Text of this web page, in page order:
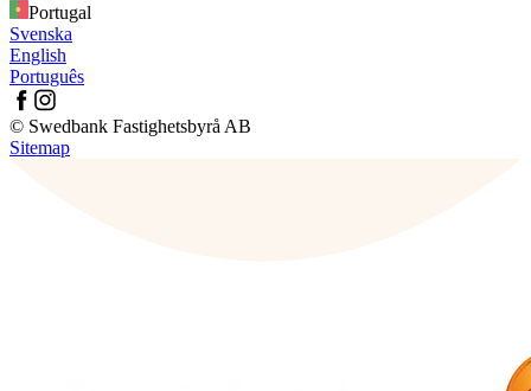
Portugal
Svenska
English
Português
© Swedbank Fastighetsbyrå AB
Sitemap